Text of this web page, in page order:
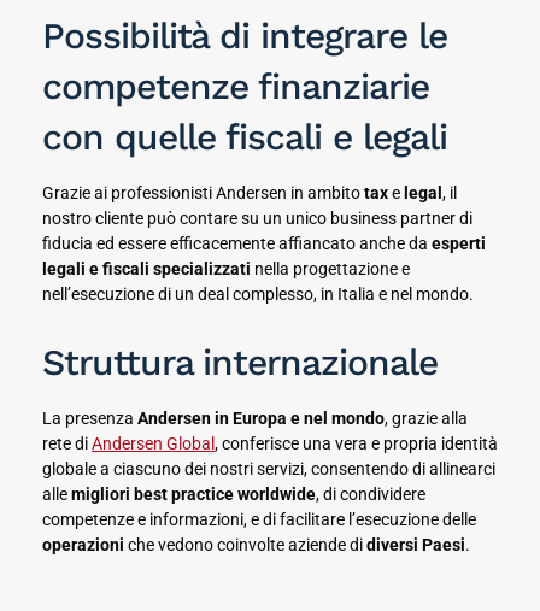
Possibilità di integrare le
competenze finanziarie
con quelle fiscali e legali
Grazie ai professionisti Andersen in ambitotaxe legal , il
nostro cliente può contare su un unico business partner di
fiducia ed essere efficacemente affiancato anche da esperti
legali e fiscali specializzati nella progettazione e
nell’esecuzione di un deal complesso, in Italia e nel mondo.
Struttura internazionale
La presenza Andersen in Europa e nel mondo, grazie alla
rete diAndersen Global , conferisce una vera e propria identità
globale a ciascuno dei nostri servizi, consentendo di allinearci
allemigliori best practice worldwide, di condividere
competenze e informazioni, e di facilitare l’esecuzione delle
operazioni che vedono coinvolte aziende didiversi Paesi.